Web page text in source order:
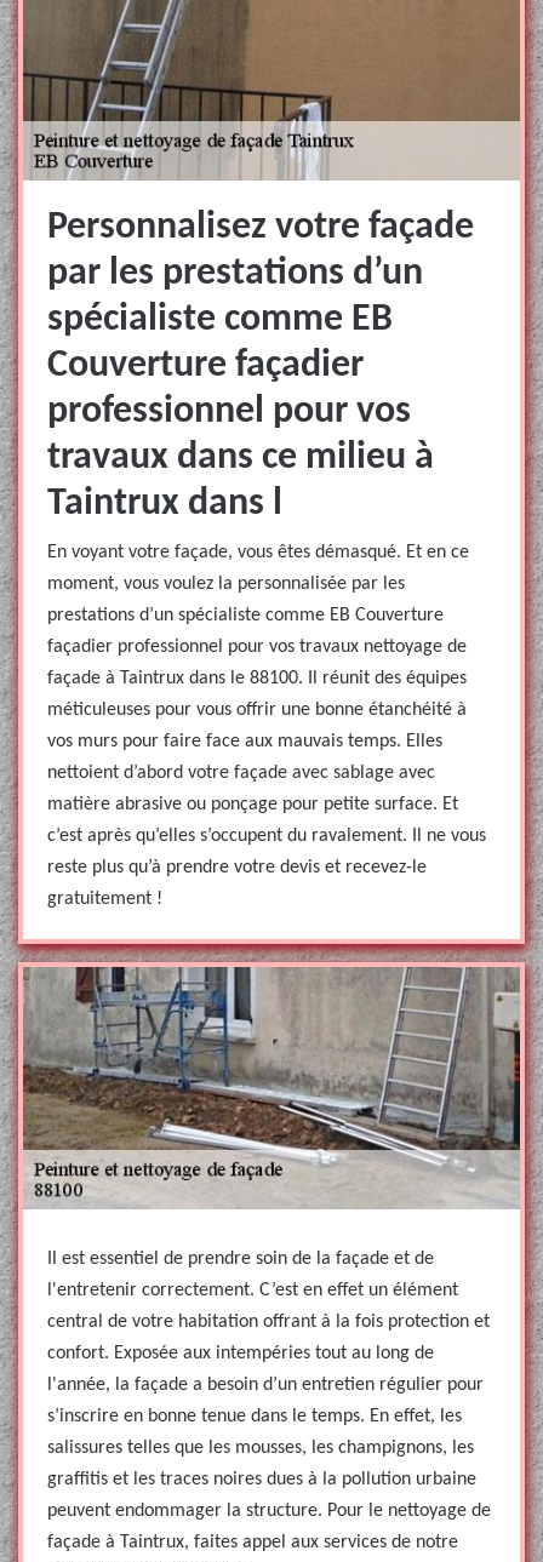
Personnalisez votre façade
par les prestations d’un
spécialiste comme EB
Couverture façadier
professionnel pour vos
travaux dans ce milieu à
Taintrux dans l
En voyant votre façade, vous êtes démasqué. Et en ce
moment, vous voulez la personnalisée par les
prestations d’un spécialiste comme EB Couverture
façadier professionnel pour vos travaux nettoyage de
façade à Taintrux dans le 88100. Il réunit des équipes
méticuleuses pour vous offrir une bonne étanchéité à
vos murs pour faire face aux mauvais temps. Elles
nettoient d’abord votre façade avec sablage avec
matière abrasive ou ponçage pour petite surface. Et
c’est après qu’elles s’occupent du ravalement. Il ne vous
reste plus qu’à prendre votre devis et recevez-le
gratuitement !
Il est essentiel de prendre soin de la façade et de
l'entretenir correctement. C’est en effet un élément
central de votre habitation offrant à la fois protection et
confort. Exposée aux intempéries tout au long de
l'année, la façade a besoin d’un entretien régulier pour
s’inscrire en bonne tenue dans le temps. En effet, les
salissures telles que les mousses, les champignons, les
graffitis et les traces noires dues à la pollution urbaine
peuvent endommager la structure. Pour le nettoyage de
façade à Taintrux, faites appel aux services de notre